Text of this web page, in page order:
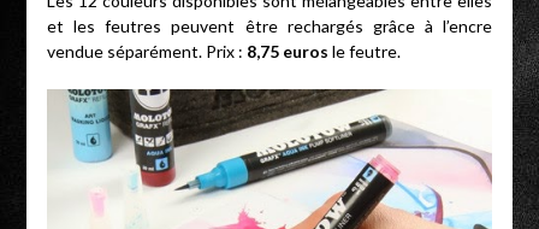
et les feutres peuvent être rechargés grâce à l’encre
vendue séparément. Prix : 8,75 euros le feutre.